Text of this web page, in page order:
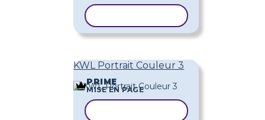
KWL Portrait Couleur 3
PRIME
MISE EN PAGE